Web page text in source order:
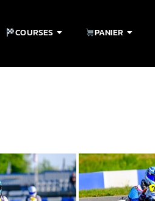
COURSES PANIER